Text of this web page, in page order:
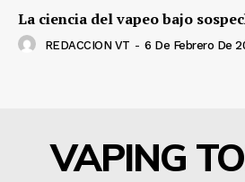
La ciencia del vapeo bajo
REDACCION VT - 6 De Febrero De
VAPING